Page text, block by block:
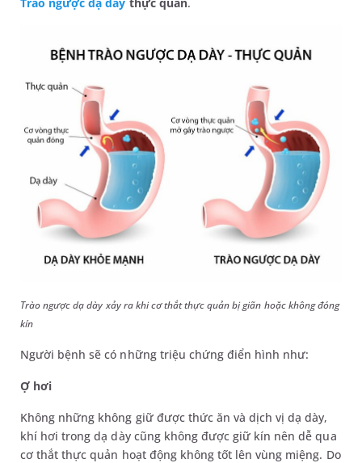
Trào ngược dạ dày xảy ra khi cơ thắt thực quản bị giãn hoặc không đóng
kín
Người bệnh sẽ có những triệu chứng điển hình như:
Ợ hơi
Không những không giữ được thức ăn và dịch vị dạ dày,
khí hơi trong dạ dày cũng không được giữ kín nên dễ qua
cơ thắt thực quản hoạt động không tốt lên vùng miệng. Do